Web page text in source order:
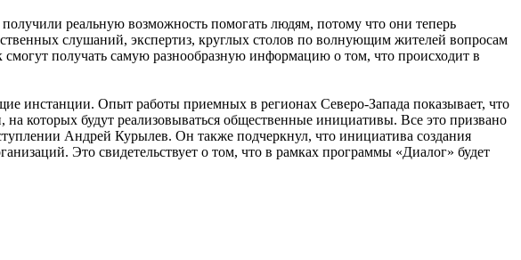
реальную возможность помогать людям, потому что они теперь
слушаний, экспертиз, круглых столов по волнующим жителей вопросам
получать самую разнообразную информацию о том, что происходит в
инстанции. Опыт работы приемных в регионах Северо-Запада показывает, что
которых будут реализовываться общественные инициативы. Все это призвано
Андрей Курылев. Он также подчеркнул, что инициатива создания
Это свидетельствует о том, что в рамках программы «Диалог» будет